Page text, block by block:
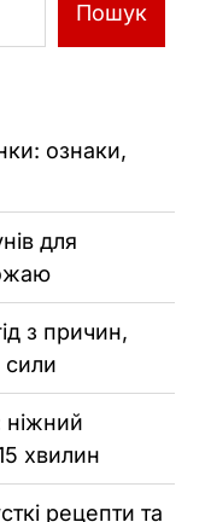
Пошук
ознаки,
для
з причин,
сили
ніжний
хвилин
рецепти та